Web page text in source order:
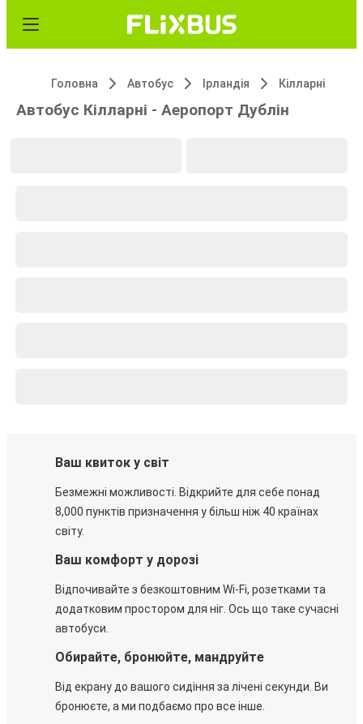
Головна Автобус Ірландія Кілларні
Автобус Кілларні - Аеропорт Дублін
Ваш квиток у світ
Безмежні можливості. Відкрийте для себе понад
8,000 пунктів призначення у більш ніж 40 країнах
світу.
Ваш комфорт у дорозі
Відпочивайте з безкоштовним Wi-Fi, розетками та
додатковим простором для ніг. Ось що таке сучасні
автобуси.
Обирайте, бронюйте, мандруйте
Від екрану до вашого сидіння за лічені секунди. Ви
бронюєте, а ми подбаємо про все інше.